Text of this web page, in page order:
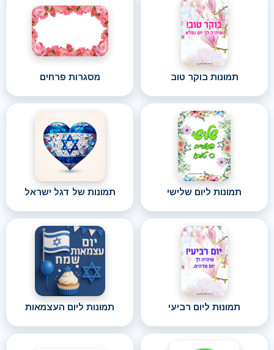
תמונות בוקר טוב מסגרות פרחים
תמונות ליום שלישי תמונות של דגל ישראל
תמונות ליום רביעי תמונות ליום העצמאות